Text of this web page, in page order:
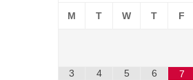
M T W T F
3 4 5 6 7